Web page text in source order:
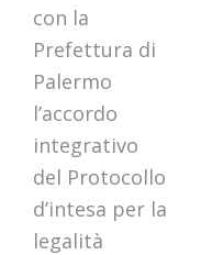
post:
con la
Prefettura di
Palermo
l’accordo
integrativo
del Protocollo
d’intesa per la
legalità